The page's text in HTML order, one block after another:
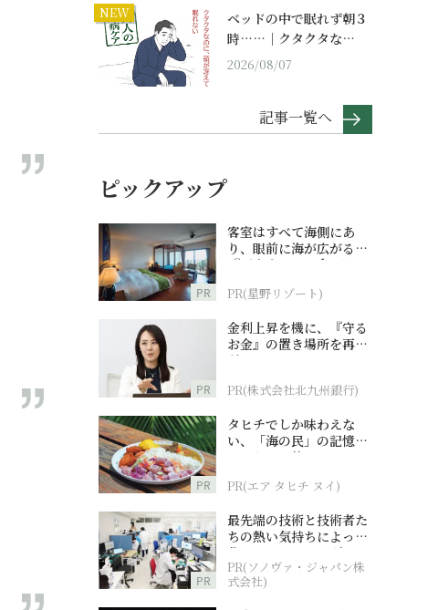
NEW
ベッドの中で眠れず朝３
時……｜クタクタな…
2026/08/07
記事一覧へ
ピックアップ
PR
客室はすべて海側にあ
り、眼前に海が広がる
『西表島ホテル by 星野
PR(星野リゾート)
PR
金利上昇を機に、『守る
お金』の置き場所を再検
討
PR(株式会社北九州銀行)
PR
タヒチでしか味わえな
い、「海の民」の記憶へ
とつながる旅
PR(エア タヒチ ヌイ)
PR
最先端の技術と技術者た
ちの熱い気持ちによって
作られているオーダーメ
イド補聴器
PR(ソノヴァ・ジャパン株
式会社)